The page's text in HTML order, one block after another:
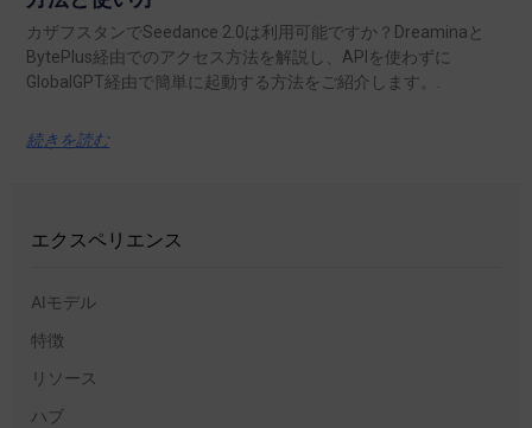
カザフスタンでSeedance 2.0は利用可能ですか？Dreaminaと
BytePlus経由でのアクセス方法を解説し、APIを使わずに
GlobalGPT経由で簡単に起動する方法をご紹介します。.
続きを読む
エクスペリエンス
AIモデル
特徴
リソース
ハブ